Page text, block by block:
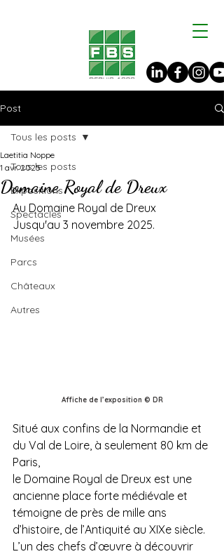
Post
Tous les posts
Expositions
Spectacles
Musées
Parcs
Châteaux
Autres
Tous les posts
Domaine Royal de Dreux
Laetitia Noppe
1 avr. 2025
Au Domaine Royal de Dreux
Jusqu'au 3 novembre 2025.
Affiche de l’exposition © DR
Situé aux confins de la Normandie et
du Val de Loire, à seulement 80 km de
Paris,
le Domaine Royal de Dreux est une
ancienne place forte médiévale et
témoigne de près de mille ans
d’histoire, de l’Antiquité au XIXe siècle.
L’un des chefs d’œuvre à découvrir